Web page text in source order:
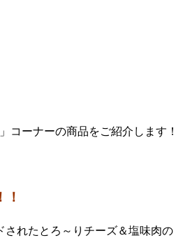
コーナーの商品をご紹介します！
！
されたとろ～りチーズ＆塩味肉の